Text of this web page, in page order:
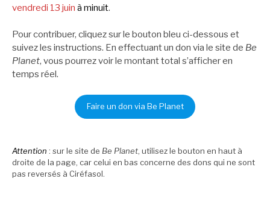
vendredi 13 juin à minuit.
Pour contribuer, cliquez sur le bouton bleu ci-dessous et
suivez les instructions. En effectuant un don via le site de Be
Planet, vous pourrez voir le montant total s’afficher en
temps réel.
Faire un don via Be Planet
Attention : sur le site de Be Planet, utilisez le bouton en haut à
droite de la page, car celui en bas concerne des dons qui ne sont
pas reversés à Ciréfasol.